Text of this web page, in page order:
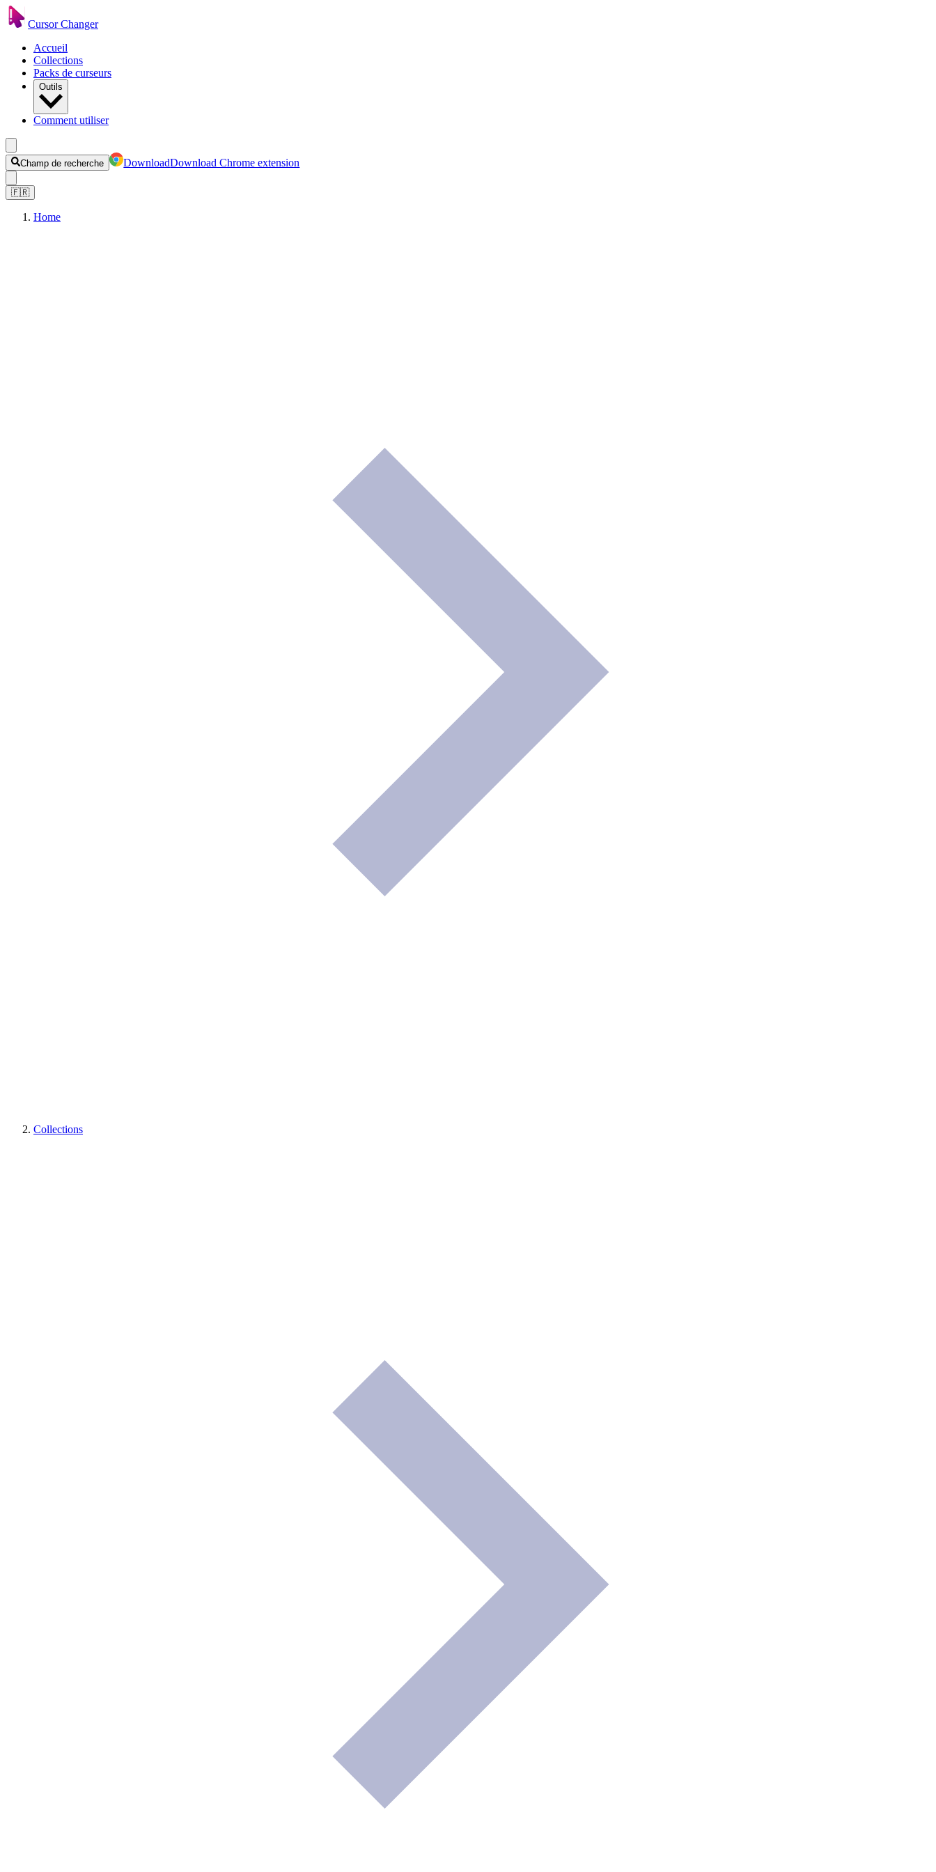
Cursor Changer
Accueil
Collections
Packs de curseurs
Outils
Comment utiliser
Champ de recherche DownloadDownload Chrome extension
🇫🇷
Home
Collections